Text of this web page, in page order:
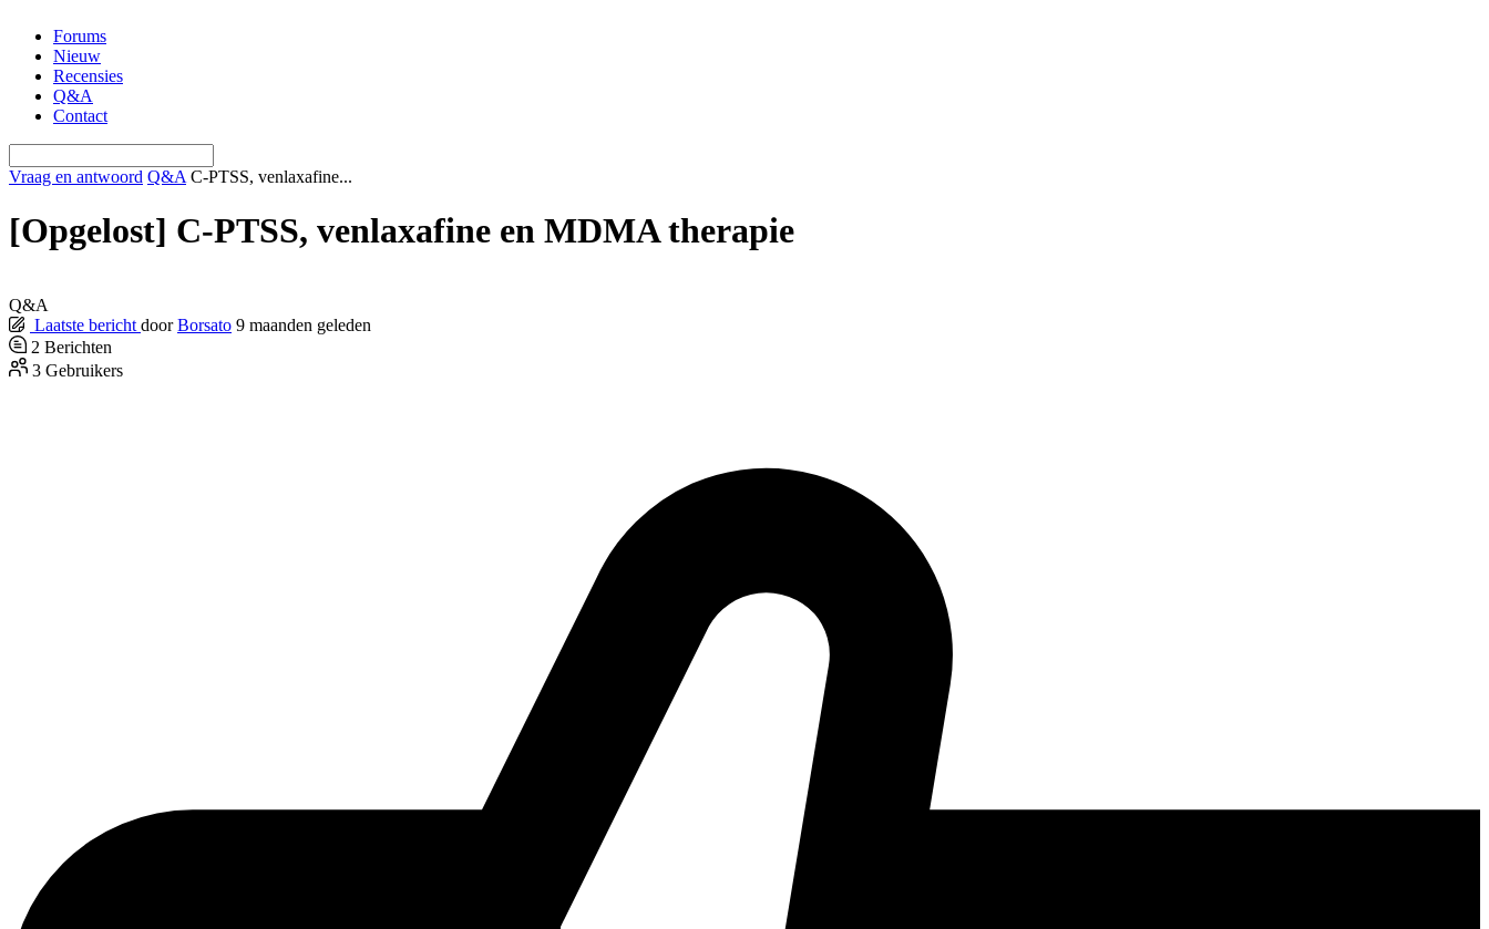
naar
inhoud
Forums
Nieuw
Recensies
Q&A
Contact
Vraag en antwoord Q&A C-PTSS, venlaxafine...
[Opgelost] C-PTSS, venlaxafine en MDMA therapie
Q&A
Laatste bericht door Borsato 9 maanden geleden
2 Berichten
3 Gebruikers